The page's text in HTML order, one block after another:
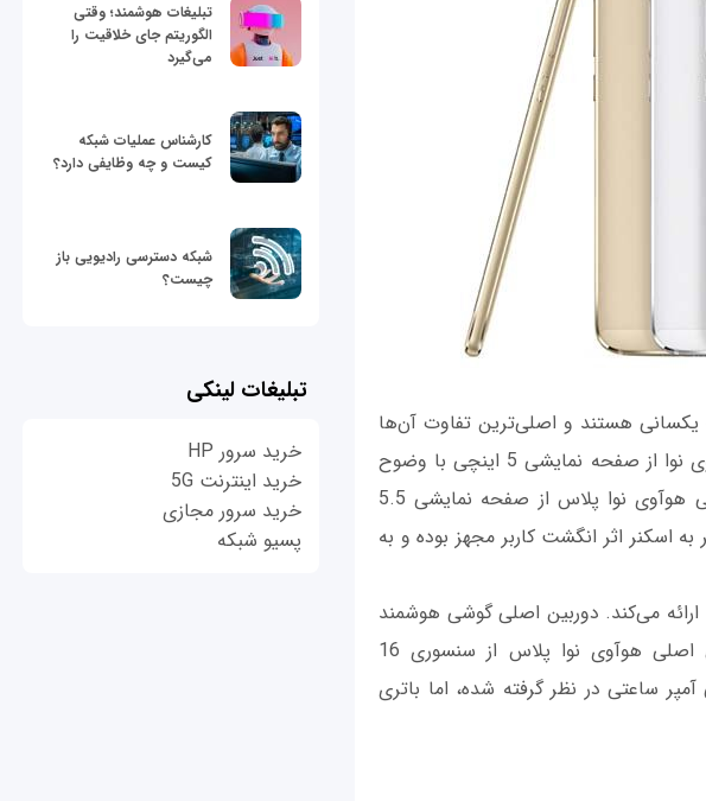
هستند و اصلی‌ترین تفاوت آن‌ها
مربوط به اندازه صفحه نمایش آن‌ها می‌شود. گوشی هوشمند هوآوی نوا از صفحه نمایشی 5 اینچی با وضوح
تصویر فول اچ‌دی یا 1080 در 1920 پیکسل بهره‌مند بوده و گوشی هوآوی نوا پلاس از صفحه نمایشی 5.5
اسکنر اثر انگشت کاربر مجهز بوده و به
می‌کند. دوربین اصلی گوشی هوشمند
هوآوی نوا از سنسوری 12 مگاپیکسلی تشکیل شده اما دوربین اصلی هوآوی نوا پلاس از سنسوری 16
تشکیل می‌شود. همچنین باتری گوشی نوا 3020 میلی آمپر ساعتی در نظر گرفته شده، اما باتری
تبلیغات هوشمند؛ وقتی
الگوریتم جای خلاقیت را
می‌گیرد
کارشناس عملیات شبکه
کیست و چه وظایفی دارد؟
شبکه دسترسی رادیویی باز
چیست؟
تبلیغات لینکی
خرید سرور HP
خرید اینترنت 5G
خرید سرور مجازی
پسیو شبکه